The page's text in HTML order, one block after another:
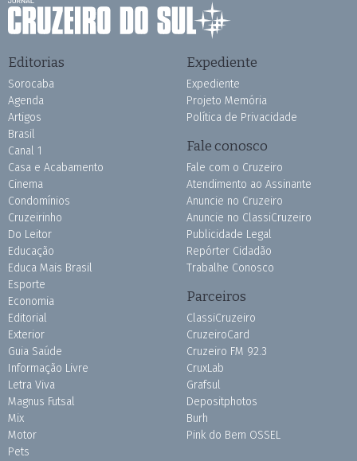
Editorias
Sorocaba
Agenda
Artigos
Brasil
Canal 1
Casa e Acabamento
Cinema
Condomínios
Cruzeirinho
Do Leitor
Educação
Educa Mais Brasil
Esporte
Economia
Editorial
Exterior
Guia Saúde
Informação Livre
Letra Viva
Magnus Futsal
Mix
Motor
Pets
Expediente
Expediente
Projeto Memória
Política de Privacidade
Fale conosco
Fale com o Cruzeiro
Atendimento ao Assinante
Anuncie no Cruzeiro
Anuncie no ClassiCruzeiro
Publicidade Legal
Repórter Cidadão
Trabalhe Conosco
Parceiros
ClassiCruzeiro
CruzeiroCard
Cruzeiro FM 92.3
CruxLab
Grafsul
Depositphotos
Burh
Pink do Bem OSSEL